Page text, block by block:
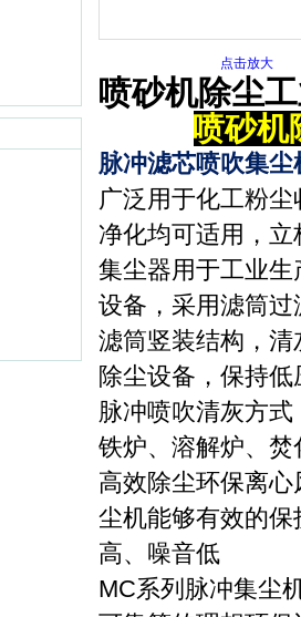
点击放大
喷砂机除尘
喷砂机
脉冲滤芯喷吹集尘
广泛用于化工粉
净化均可适用，
集尘器用于工业
设备，采用滤筒
滤筒竖装结构，
除尘设备，保持低
脉冲喷吹清灰方
铁炉、溶解炉、
高效除尘环保离
尘机能够有效的
高、噪音低
MC系列脉冲集尘